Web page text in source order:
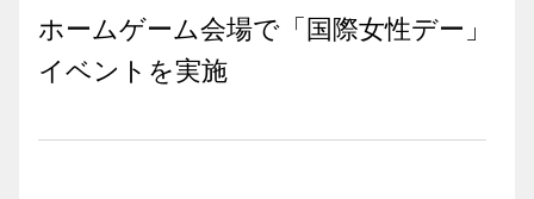
ホームゲーム会場で「国際女性デー」
イベントを実施